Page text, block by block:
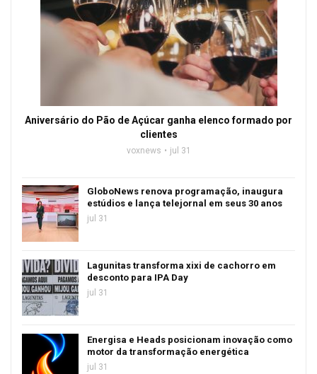
Aniversário do Pão de Açúcar ganha elenco formado por
clientes
voxnews jul 31
GloboNews renova programação, inaugura
estúdios e lança telejornal em seus 30 anos
jul 31
Lagunitas transforma xixi de cachorro em
desconto para IPA Day
jul 31
Energisa e Heads posicionam inovação como
motor da transformação energética
jul 31